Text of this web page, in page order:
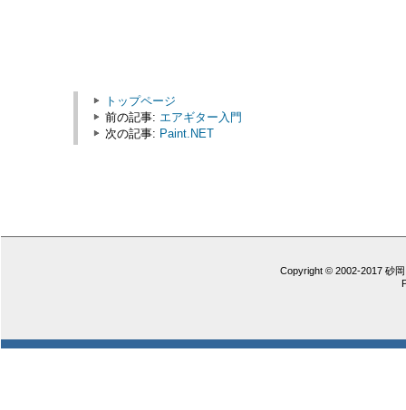
トップページ
前の記事: エアギター入門
次の記事: Paint.NET
Copyright © 2002-2017 砂